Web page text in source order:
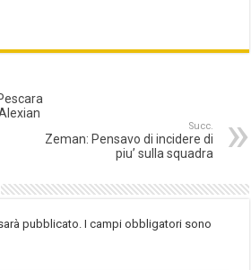
Succ.
Zeman: Pensavo di incidere di
piu’ sulla squadra
pubblicato. I campi obbligatori sono